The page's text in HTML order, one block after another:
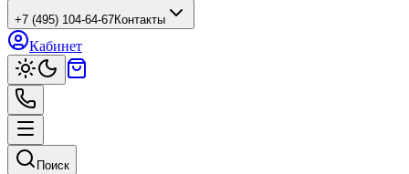
+7 (495) 104-64-67Контакты
Кабинет
Поиск